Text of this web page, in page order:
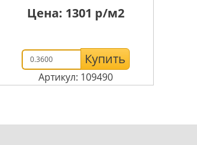
Цена: 1301 р/м2
Купить
Артикул: 109490